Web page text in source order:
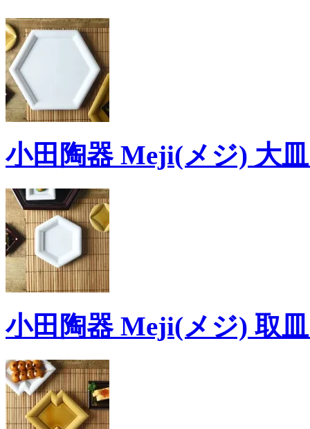
小田陶器 Meji(メジ) 大
小田陶器 Meji(メジ) 取